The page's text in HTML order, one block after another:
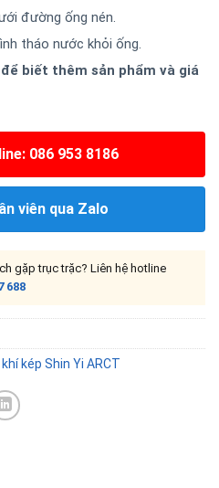
đường ống nén.
tháo nước khỏi ống.
biết thêm sản phẩm và giá
086 953 8186
viên qua Zalo
gặp trục trặc? Liên hệ hotline
688
kép Shin Yi ARCT